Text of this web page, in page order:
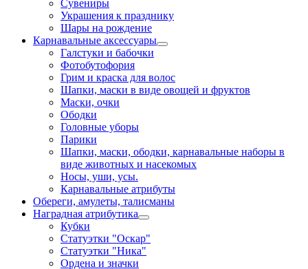
Сувениры
Украшения к празднику
Шары на рождение
Карнавальные аксессуары
Галстуки и бабочки
Фотобутофория
Грим и краска для волос
Шапки, маски в виде овощей и фруктов
Маски, очки
Ободки
Головные уборы
Парики
Шапки, маски, ободки, карнавальные наборы в
виде животных и насекомых
Носы, уши, усы.
Карнавальные атрибуты
Обереги, амулеты, талисманы
Наградная атрибутика
Кубки
Статуэтки "Оскар"
Статуэтки "Ника"
Ордена и значки